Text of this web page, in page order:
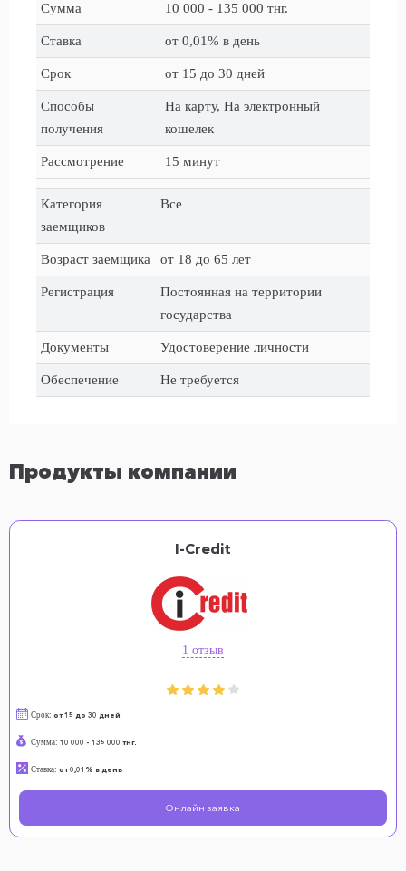
Сумма 10 000 - 135 000 тнг.
Ставка от 0,01% в день
Срок от 15 до 30 дней
Способы
получения
На карту, На электронный
кошелек
Рассмотрение 15 минут
Категория
заемщиков
Все
Возраст заемщика от 18 до 65 лет
Регистрация
Постоянная на территории
государства
Документы Удостоверение личности
Обеспечение Не требуется
Продукты компании
I-Credit
1 отзыв
Срок: от 15 до 30 дней
Сумма: 10 000 - 135 000 тнг.
Ставка: от 0,01% в день
Онлайн заявка